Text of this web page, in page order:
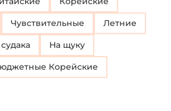
Чувствительные Летние
судака На щуку
Бюджетные Корейские